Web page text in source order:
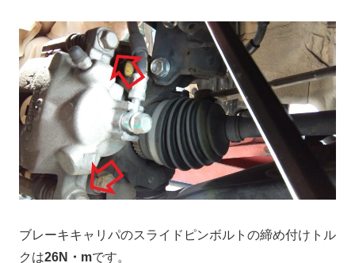
ブレーキキャリパのスライドピンボルトの締め付けトル
クは26N・mです。